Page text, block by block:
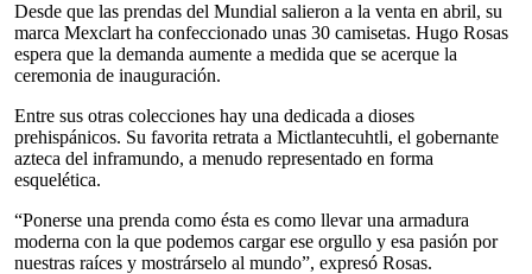
Desde que las prendas del Mundial salieron a la venta en abril, su
marca Mexclart ha confeccionado unas 30 camisetas. Hugo Rosas
espera que la demanda aumente a medida que se acerque la
ceremonia de inauguración.
Entre sus otras colecciones hay una dedicada a dioses
prehispánicos. Su favorita retrata a Mictlantecuhtli, el gobernante
azteca del inframundo, a menudo representado en forma
esquelética.
“Ponerse una prenda como ésta es como llevar una armadura
moderna con la que podemos cargar ese orgullo y esa pasión por
nuestras raíces y mostrárselo al mundo”, expresó Rosas.